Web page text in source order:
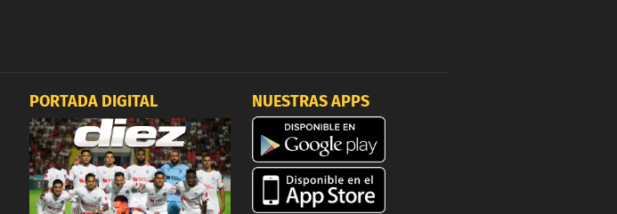
PORTADA DIGITAL NUESTRAS APPS